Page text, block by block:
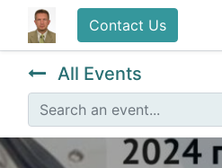
Contact Us
All Events